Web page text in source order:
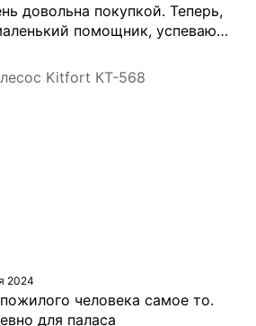
довольна покупкой. Теперь,
помощник, успеваю…
Kitfort КТ-568
2024
человека самое то.
для паласа